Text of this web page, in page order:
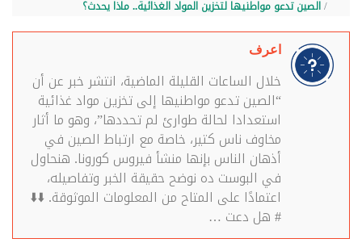
الصين تدعو مواطنيها لتخزين المواد الغذائية.. ماذا يحدث؟
اعرف
خلال الساعات القليلة الماضية، انتشر خبر عن أن
“الصين تدعو مواطنيها إلى تخزين مواد غذائية
استعدادا لحالة طوارئ لم تحددها”، وهو ما أثار
مخاوف ناس كتير، خاصة مع ارتباط الصين في
أذهان الناس بإنها منشأ فيروس كورونا. هنحاول
في البوست ده نوضح حقيقة الخبر وتفاصيله،
اعتمادًا على المتاح من المعلومات الموثوقة. ⬇️⬇️
# هل دعت …